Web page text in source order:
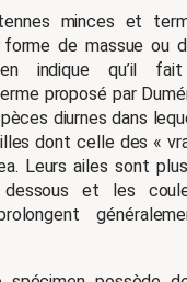
minces et
de massue ou
indique qu’il
proposé par
diurnes dans
dont celle des «
Leurs ailes sont
dessous et les